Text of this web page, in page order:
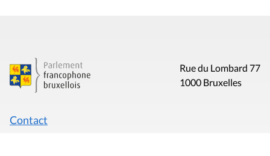
Rue du Lombard 77
1000 Bruxelles
Contact